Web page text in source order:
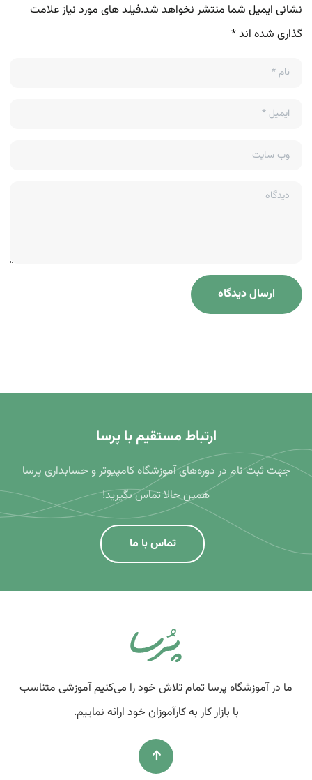
نشانی ایمیل شما منتشر نخواهد شد.فیلد های مورد نیاز علامت
گذاری شده اند *
نام*
ایمیل*
وب سایت
دیدگاه
ارتباط مستقیم با پرسا
جهت ثبت نام در دوره‌های آموزشگاه کامپیوتر و حسابداری پرسا
همین حالا تماس بگیرید!
تماس با ما
ما در آموزشگاه پرسا تمام تلاش خود را می‌کنیم آموزشی متناسب
با بازار کار به کارآموزان خود ارائه نماییم.